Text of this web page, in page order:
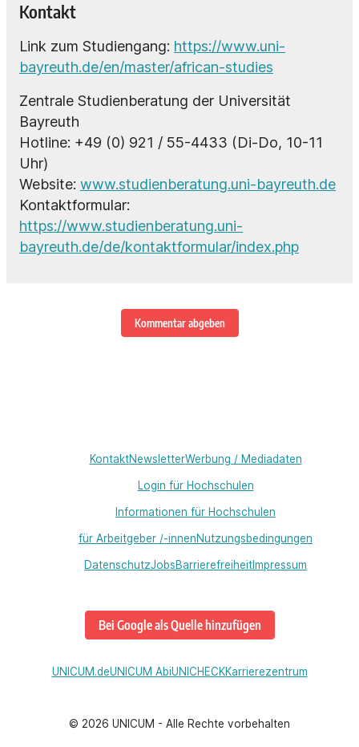
Kontakt
Link zum Studiengang: https://www.uni-
bayreuth.de/en/master/african-studies
Zentrale Studienberatung der Universität
Bayreuth
Hotline: +49 (0) 921 / 55-4433 (Di-Do, 10-11
Uhr)
Website: www.studienberatung.uni-bayreuth.de
Kontaktformular:
https://www.studienberatung.uni-
bayreuth.de/de/kontaktformular/index.php
Kommentar abgeben
KontaktNewsletterWerbung / Mediadaten
Login für Hochschulen
Informationen für Hochschulen
für Arbeitgeber /-innenNutzungsbedingungen
DatenschutzJobsBarrierefreiheitImpressum
Bei Google als Quelle hinzufügen
UNICUM.deUNICUM AbiUNICHECKKarrierezentrum
© 2026 UNICUM - Alle Rechte vorbehalten